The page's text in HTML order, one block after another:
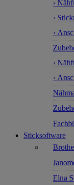
›
›
›
›
›
Sticksoftware
Elna